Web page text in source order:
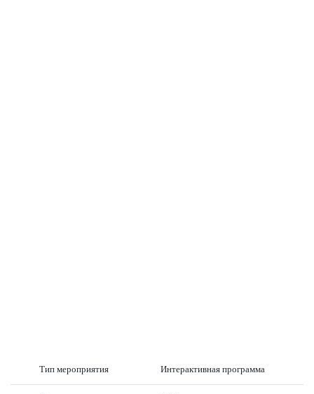
Тип мероприятия Интерактивная программа